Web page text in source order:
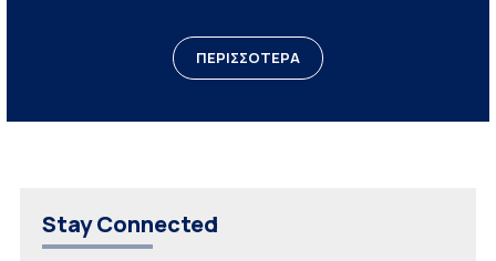
ΠΕΡΙΣΣΟΤΕΡΑ
Stay Connected